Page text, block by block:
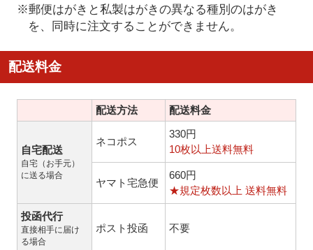
※郵便はがきと私製はがきの異なる種別のはがき
を、同時に注文することができません。
配送料金
配送方法 配送料金
自宅配送
自宅（お手元）
に送る場合
ネコポス
330円
10枚以上送料無料
ヤマト宅急便
660円
★規定枚数以上 送料無料
投函代行
直接相手に届け
る場合
ポスト投函 不要